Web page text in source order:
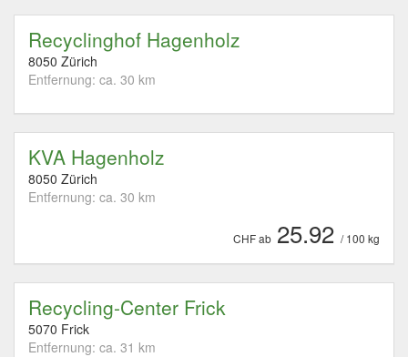
Recyclinghof Hagenholz
8050 Zürich
Entfernung: ca. 30 km
KVA Hagenholz
8050 Zürich
Entfernung: ca. 30 km
CHF ab 25.92 / 100 kg
Recycling-Center Frick
5070 Frick
Entfernung: ca. 31 km